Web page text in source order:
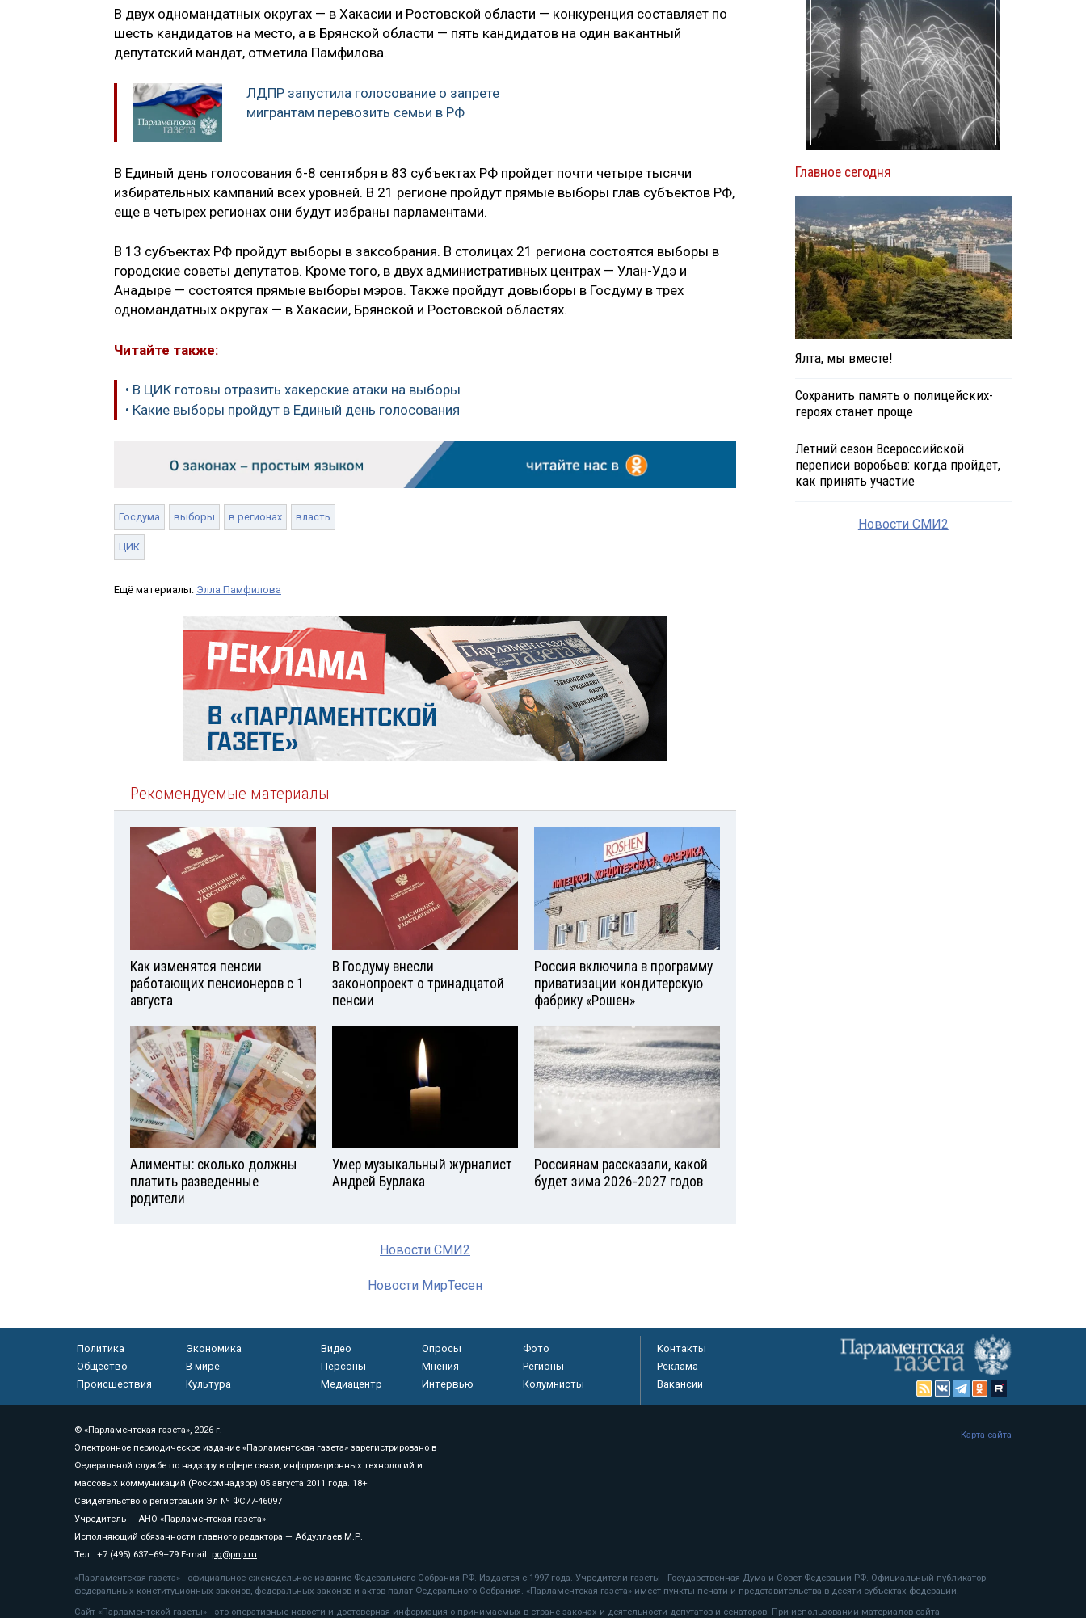
В двух одномандатных округах — в Хакасии и Ростовской области — конкуренция составляет по
шесть кандидатов на место, а в Брянской области — пять кандидатов на один вакантный
депутатский мандат, отметила Памфилова.
ЛДПР запустила голосование о запрете
мигрантам перевозить семьи в РФ
В Единый день голосования 6-8 сентября в 83 субъектах РФ пройдет почти четыре тысячи
избирательных кампаний всех уровней. В 21 регионе пройдут прямые выборы глав субъектов РФ,
еще в четырех регионах они будут избраны парламентами.
В 13 субъектах РФ пройдут выборы в заксобрания. В столицах 21 региона состоятся выборы в
городские советы депутатов. Кроме того, в двух административных центрах — Улан-Удэ и
Анадыре — состоятся прямые выборы мэров. Также пройдут довыборы в Госдуму в трех
одномандатных округах — в Хакасии, Брянской и Ростовской областях.
Читайте также:
• В ЦИК готовы отразить хакерские атаки на выборы
• Какие выборы пройдут в Единый день голосования
Госдума выборы в регионах власть
ЦИК
Ещё материалы: Элла Памфилова
Рекомендуемые материалы
Как изменятся пенсии
работающих пенсионеров с 1
августа
В Госдуму внесли
законопроект о тринадцатой
пенсии
Россия включила в программу
приватизации кондитерскую
фабрику «Рошен»
Алименты: сколько должны
платить разведенные
родители
Умер музыкальный журналист
Андрей Бурлака
Россиянам рассказали, какой
будет зима 2026-2027 годов
Новости СМИ2
Новости МирТесен
Главное сегодня
Ялта, мы вместе!
Сохранить память о полицейских-
героях станет проще
Летний сезон Всероссийской
переписи воробьев: когда пройдет,
как принять участие
Новости СМИ2
Политика
Экономика
Общество
В мире
Происшествия
Культура
Видео Опросы
Фото
Персоны
Мнения
Регионы
Медиацентр
Интервью Колумнисты
Контакты
Реклама
Вакансии
© «Парламентская газета», 2026 г.
Электронное периодическое издание «Парламентская газета» зарегистрировано в
Федеральной службе по надзору в сфере связи, информационных технологий и
массовых коммуникаций (Роскомнадзор) 05 августа 2011 года. 18+
Свидетельство о регистрации Эл № ФС77-46097
Учредитель — АНО «Парламентская газета»
Исполняющий обязанности главного редактора — Абдуллаев М.Р.
Тел.: +7 (495) 637–69–79 E-mail: pg@pnp.ru
«Парламентская газета» - официальное еженедельное издание Федерального Собрания РФ. Издается с 1997 года. Учредители газеты - Государственная Дума и Совет Федерации РФ. Официальный публикатор
федеральных конституционных законов, федеральных законов и актов палат Федерального Собрания. «Парламентская газета» имеет пункты печати и представительства в десяти субъектах федерации.
Сайт «Парламентской газеты» - это оперативные новости и достоверная информация о принимаемых в стране законах и деятельности депутатов и сенаторов. При использовании материалов сайта
Карта сайта